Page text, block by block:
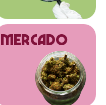
MERCADO